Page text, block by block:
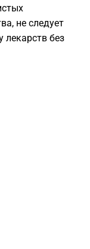
не следует
лекарств без